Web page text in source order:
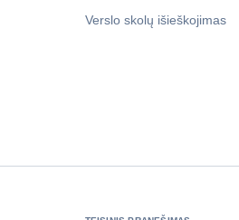
Verslo skolų išieškojimas